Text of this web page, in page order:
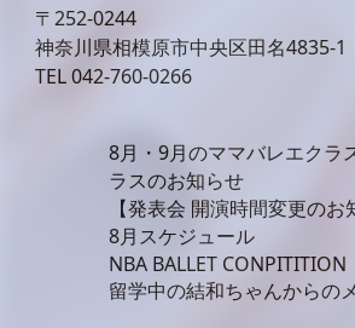
〒252-0244
神奈川県相模原市中央区田名4835-1
TEL042-760-0266
8月・9月のママバレエクラ
ラスのお知らせ
【発表会 開演時間変更のお
8月スケジュール
NBA BALLET CONPITITION
留学中の結和ちゃんからの